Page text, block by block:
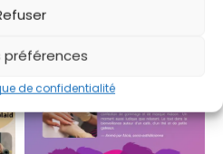
préférences
de confidentialité